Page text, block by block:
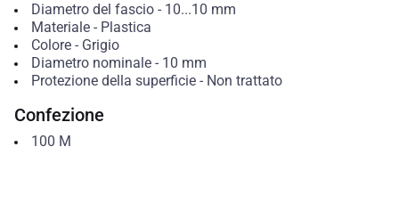
Diametro del fascio- 10...10 mm
Materiale- Plastica
Colore- Grigio
Diametro nominale- 10 mm
Protezione della superficie- Non trattato
Confezione
100 M